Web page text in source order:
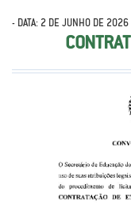
- DATA: 2 DE JUNHO DE 2026